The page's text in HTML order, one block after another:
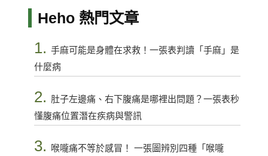
Heho 熱門文章
1. 手麻可能是身體在求救！一張表判讀「手麻」是
什麼病
2. 肚子左邊痛、右下腹痛是哪裡出問題？一張表秒
懂腹痛位置潛在疾病與警訊
3. 喉嚨痛不等於感冒！ 一張圖辨別四種「喉嚨